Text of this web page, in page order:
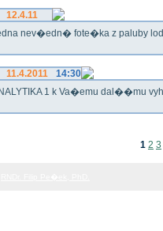
12.4.11
nev�edn� fote�ka z paluby
11.4.2011
14:30
1 k Va�emu dal��mu
1 2 3